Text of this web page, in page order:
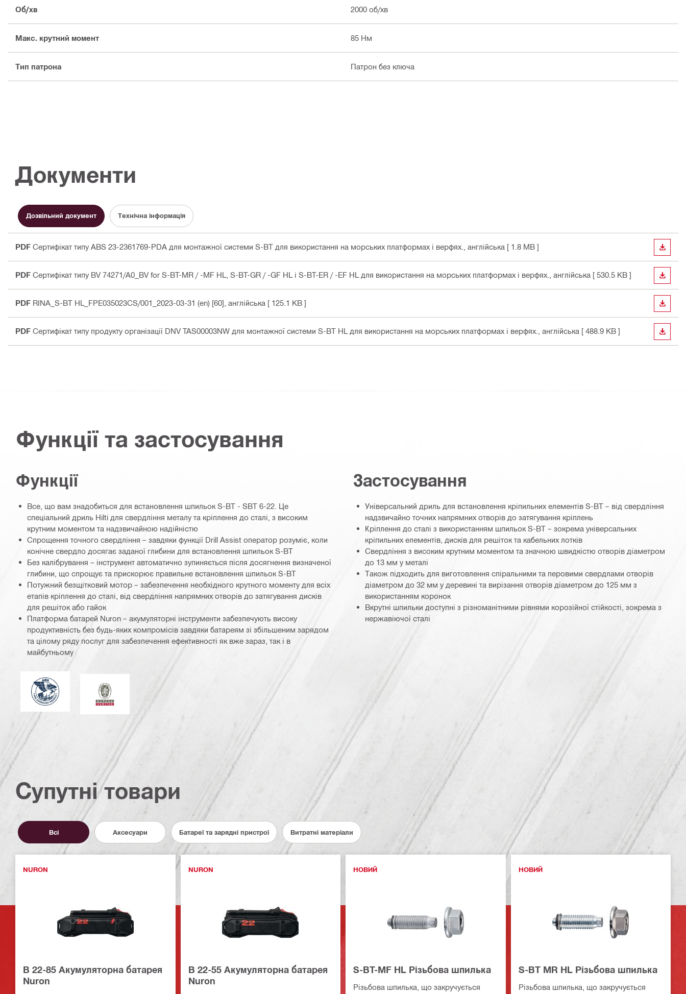
Об/хв 2000 об/хв
Макс. крутний момент 85 Нм
Тип патрона Патрон без ключа
Документи
Дозвільний документ Технічна інформація
PDF Сертифікат типу ABS 23-2361769-PDA для монтажної системи S-BT для використання на морських платформах і верфях. , англійська [ 1.8 MB ]
PDF Сертифікат типу BV 74271/A0_BV for S-BT-MR / -MF HL, S-BT-GR / -GF HL і S-BT-ER / -EF HL для використання на морських платформах і верфях. , англійська [ 530.5 KB ]
PDF RINA_S-BT HL_FPE035023CS/001_2023-03-31 (en) [60] , англійська [ 125.1 KB ]
PDF Сертифікат типу продукту організації DNV TAS00003NW для монтажної системи S-BT HL для використання на морських платформах і верфях. , англійська [ 488.9 KB ]
Функції та застосування
Функції
Все, що вам знадобиться для встановлення шпильок S-BT - SBT 6-22. Це
спеціальний дриль Hilti для свердління металу та кріплення до сталі, з високим
крутним моментом та надзвичайною надійністю
Спрощення точного свердління – завдяки функції Drill Assist оператор розуміє, коли
конічне свердло досягає заданої глибини для встановлення шпильок S-BT
Без калібрування – інструмент автоматично зупиняється після досягнення визначеної
глибини, що спрощує та прискорює правильне встановлення шпильок S-BT
Потужний безщітковий мотор – забезпечення необхідного крутного моменту для всіх
етапів кріплення до сталі, від свердління напрямних отворів до затягування дисків
для решіток або гайок
Платформа батарей Nuron – акумуляторні інструменти забезпечують високу
продуктивність без будь-яких компромісів завдяки батареям зі збільшеним зарядом
та цілому ряду послуг для забезпечення ефективності як вже зараз, так і в
майбутньому
Американське бюро судноплавства (ABS)
Bureau Veritas
Застосування
Універсальний дриль для встановлення кріпильних елементів S-BT – від свердління
надзвичайно точних напрямних отворів до затягування кріплень
Кріплення до сталі з використанням шпильок S-BT – зокрема універсальних
кріпильних елементів, дисків для решіток та кабельних лотків
Свердління з високим крутним моментом та значною швидкістю отворів діаметром
до 13 мм у металі
Також підходить для виготовлення спіральними та перовими свердлами отворів
діаметром до 32 мм у деревині та вирізання отворів діаметром до 125 мм з
використанням коронок
Вкрутні шпильки доступні з різноманітними рівнями корозійної стійкості, зокрема з
нержавіючої сталі
Супутні товари
Всі Аксесуари Батареї та зарядні пристрої Витратні матеріали
NURON
B 22-85 Акумуляторна батарея
Nuron
NURON
B 22-55 Акумуляторна батарея
Nuron
НОВИЙ
S-BT-MF HL Різьбова шпилька
Різьбова шпилька, що закручується
НОВИЙ
S-BT MR HL Різьбова шпилька
Різьбова шпилька, що закручується